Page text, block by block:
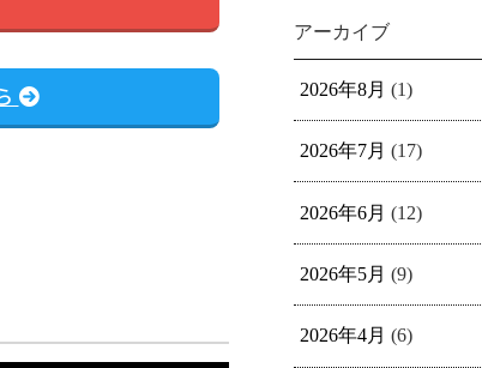
アーカイブ
2026年8月 (1)
2026年7月 (17)
2026年6月 (12)
2026年5月 (9)
2026年4月 (6)